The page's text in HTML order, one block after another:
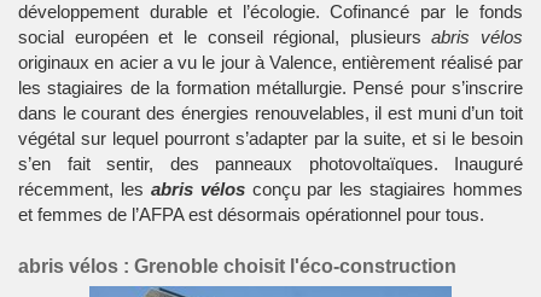
développement durable et l’écologie. Cofinancé par le fonds
social européen et le conseil régional, plusieursabris vélos
originaux en acier a vu le jour à Valence, entièrement réalisé par
les stagiaires de la formation métallurgie. Pensé pour s’inscrire
dans le courant des énergies renouvelables, il est muni d’un toit
végétal sur lequel pourront s’adapter par la suite, et si le besoin
s’en fait sentir, des panneaux photovoltaïques. Inauguré
récemment, les abris vélosconçu par les stagiaires hommes
et femmes de l’AFPA est désormais opérationnel pour tous.
abris vélos : Grenoble choisit l'éco-construction